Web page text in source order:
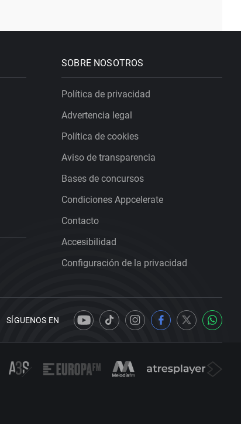
SOBRE NOSOTROS
Política de privacidad
Advertencia legal
Política de cookies
Aviso de transparencia
Bases de concursos
Condiciones Appcelerate
Contacto
Accesibilidad
Configuración de la privacidad
SÍGUENOS EN